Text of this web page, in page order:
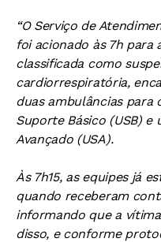
“O Serviço de
foi acionado às 7h
classificada como
cardiorrespiratória,
duas ambulâncias para
Suporte Básico (USB) e
Avançado (USA).
Às 7h15, as equipes já
quando receberam
informando que a
disso, e conforme